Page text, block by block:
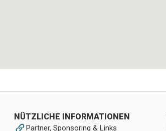
NÜTZLICHE INFORMATIONEN
Partner, Sponsoring & Links